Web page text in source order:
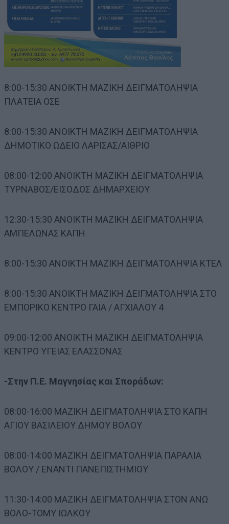
8:00-15:30 ΑΝΟΙΚΤΗ ΜΑΖΙΚΗ ΔΕΙΓΜΑΤΟΛΗΨΙΑ
ΠΛΑΤΕΙΑ ΟΣΕ
8:00-15:30 ΑΝΟΙΚΤΗ ΜΑΖΙΚΗ ΔΕΙΓΜΑΤΟΛΗΨΙΑ
ΔΗΜΟΤΙΚΟ ΩΔΕΙΟ ΛΑΡΙΣΑΣ/ΑΙΘΡΙΟ
08:00-12:00 ΑΝΟΙΚΤΗ ΜΑΖΙΚΗ ΔΕΙΓΜΑΤΟΛΗΨΙΑ
ΤΥΡΝΑΒΟΣ/ΕΙΣΟΔΟΣ ΔΗΜΑΡΧΕΙΟΥ
12:30-15:30 ΑΝΟΙΚΤΗ ΜΑΖΙΚΗ ΔΕΙΓΜΑΤΟΛΗΨΙΑ
ΑΜΠΕΛΩΝΑΣ ΚΑΠΗ
8:00-15:30 ΑΝΟΙΚΤΗ ΜΑΖΙΚΗ ΔΕΙΓΜΑΤΟΛΗΨΙΑ ΚΤΕΛ
8:00-15:30 ΑΝΟΙΚΤΗ ΜΑΖΙΚΗ ΔΕΙΓΜΑΤΟΛΗΨΙΑ ΣΤΟ
ΕΜΠΟΡΙΚΟ ΚΕΝΤΡΟ ΓΑΙΑ / ΑΓΧΙΑΛΟΥ 4
09:00-12:00 ΑΝΟΙΚΤΗ ΜΑΖΙΚΗ ΔΕΙΓΜΑΤΟΛΗΨΙΑ
ΚΕΝΤΡΟ ΥΓΕΙΑΣ ΕΛΑΣΣΟΝΑΣ
-Στην Π.Ε. Μαγνησίας και Σποράδων:
08:00-16:00 ΜΑΖΙΚΗ ΔΕΙΓΜΑΤΟΛΗΨΙΑ ΣΤΟ ΚΑΠΗ
ΑΓΙΟΥ ΒΑΣΙΛΕΙΟΥ ΔΗΜΟΥ ΒΟΛΟΥ
08:00-14:00 ΜΑΖΙΚΗ ΔΕΙΓΜΑΤΟΛΗΨΙΑ ΠΑΡΑΛΙΑ
ΒΟΛΟΥ / ΕΝΑΝΤΙ ΠΑΝΕΠΙΣΤΗΜΙΟΥ
11:30-14:00 ΜΑΖΙΚΗ ΔΕΙΓΜΑΤΟΛΗΨΙΑ ΣΤΟΝ ΑΝΩ
ΒΟΛΟ-ΤΟΜΥ ΙΩΛΚΟΥ